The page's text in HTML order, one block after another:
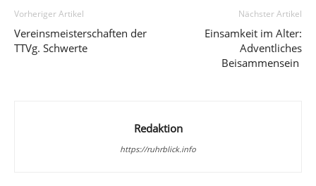
Vorheriger Artikel
Vereinsmeisterschaften der
TTVg. Schwerte
Nächster Artikel
Einsamkeit im Alter:
Adventliches
Beisammensein
Redaktion
https://ruhrblick.info